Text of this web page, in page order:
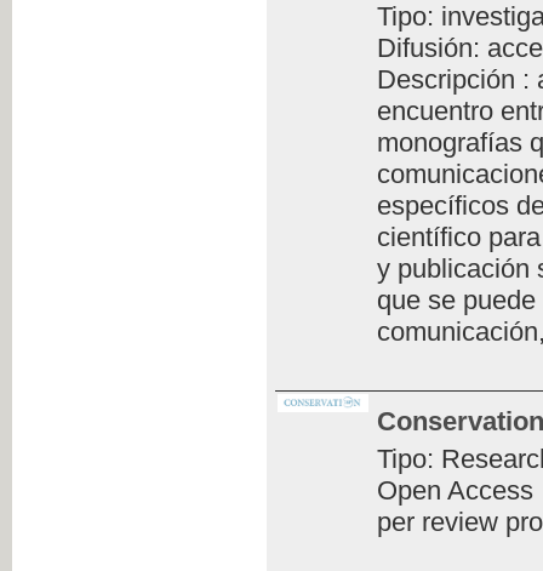
Tipo:
Difusión:
Descripción :
encuentro
monografías
específicos
científico
y publicación
que se
Tipo:
Open Access
per review